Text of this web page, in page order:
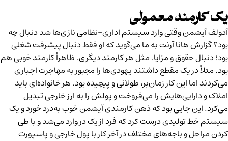
یک کارمند معمولی
آدولف آیشمن وقتی وارد سیستم اداری-نظامی نازی‌ها شد دنبال چه
بود؟ گزارش هانا آرنت به ما می‌گوید که او فقط دنبال پیشرفت شغلی
بود؛ دنبال حقوق و مزایا. مثل هر کارمند دیگری. ظاهراً کارمند خوبی هم
بود. مثلاً در یک مقطع داشتند یهودی‌ها را مجبور به مهاجرت اجباری
می‌کردند اما این کار زمان‌بر، طولانی و پیچیده‌ بود. هر خانواده‌ای باید
املاک و دارایی‌هایش را می‌فروخت و پولش را به ارز خارجی تبدیل
می‌کرد. این جایی بود که ذهن کارمندی آیشمن خوب به‌درد خورد و یک
سیستم خط تولیدی درست کرد که فرد از یک در وارد می‌شد و با طی
کردن مراحل و باجه‌های مختلف در آخر کار با پول خارجی و پاسپورت